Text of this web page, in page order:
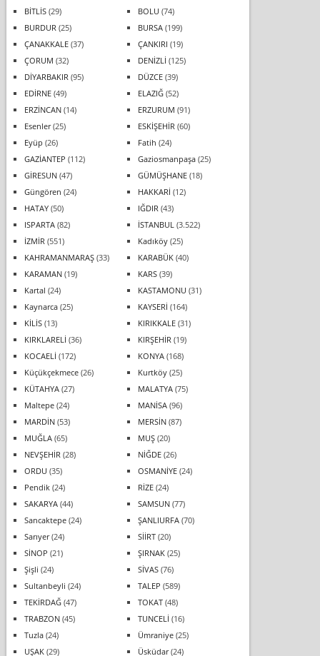
BİTLİS(29) BOLU (74)
BURDUR (25) BURSA(199)
ÇANAKKALE(37) ÇANKIRI (19)
ÇORUM (32) DENİZLİ (125)
DİYARBAKIR (95) DÜZCE(39)
EDİRNE(49) ELAZIĞ(52)
ERZİNCAN(14) ERZURUM (91)
Esenler(25) ESKİŞEHİR (60)
Eyüp (26) Fatih (24)
GAZİANTEP (112) Gaziosmanpaşa(25)
GİRESUN(47) GÜMÜŞHANE(18)
Güngören (24) HAKKARİ (12)
HATAY(50) IĞDIR (43)
ISPARTA(82) İSTANBUL (3.522)
İZMİR (551) Kadıköy(25)
KAHRAMANMARAŞ(33) KARABÜK(40)
KARAMAN(19) KARS(39)
Kartal (24) KASTAMONU (31)
Kaynarca(25) KAYSERİ (164)
KİLİS(13) KIRIKKALE(31)
KIRKLARELİ (36) KIRŞEHİR (19)
KOCAELİ (172) KONYA(168)
Küçükçekmece(26) Kurtköy(25)
KÜTAHYA(27) MALATYA(75)
Maltepe(24) MANİSA(96)
MARDİN(53) MERSİN(87)
MUĞLA(65) MUŞ(20)
NEVŞEHİR (28) NİĞDE(26)
ORDU (35) OSMANİYE(24)
Pendik(24) RİZE(24)
SAKARYA(44) SAMSUN(77)
Sancaktepe(24) ŞANLIURFA(70)
Sarıyer(24) SİİRT(20)
SİNOP (21) ŞIRNAK(25)
Şişli (24) SİVAS(76)
Sultanbeyli (24) TALEP (589)
TEKİRDAĞ(47) TOKAT(48)
TRABZON(45) TUNCELİ (16)
Tuzla(24) Ümraniye(25)
UŞAK(29) Üsküdar(24)